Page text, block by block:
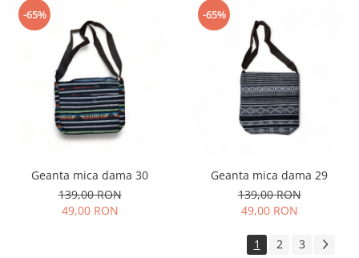
-65%
Geanta mica dama 30
139,00 RON
49,00 RON
-65%
Geanta mica dama 29
139,00 RON
49,00 RON
1 2 3